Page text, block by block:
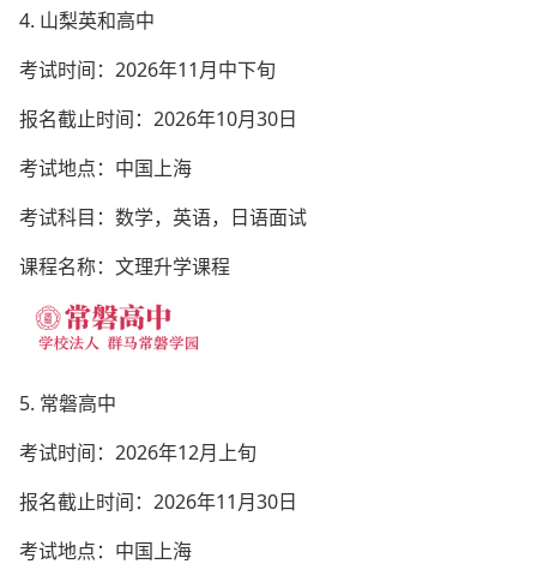
4. 山梨英和高中
考试时间：2026年11月中下旬
报名截止时间：2026年10月30日
考试地点：中国上海
考试科目：数学，英语，日语面试
课程名称：文理升学课程
5. 常磐高中
考试时间：2026年12月上旬
报名截止时间：2026年11月30日
考试地点：中国上海